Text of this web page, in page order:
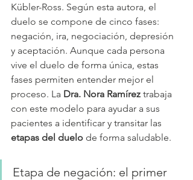
Kübler-Ross. Según esta autora, el
duelo se compone de cinco fases:
negación, ira, negociación, depresión
y aceptación. Aunque cada persona
vive el duelo de forma única, estas
fases permiten entender mejor el
proceso. La Dra. Nora Ramírez trabaja
con este modelo para ayudar a sus
pacientes a identificar y transitar las
etapas del duelo de forma saludable.
Etapa de negación: el primer